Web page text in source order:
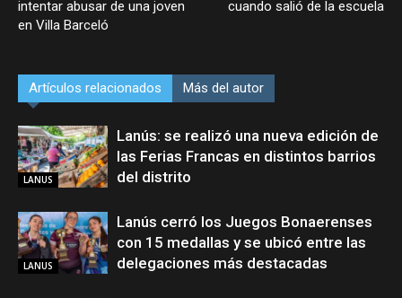
intentar abusar de una joven
en Villa Barceló
cuando salió de la escuela
Artículos relacionados Más del autor
LANUS
Lanús: se realizó una nueva edición de
las Ferias Francas en distintos barrios
del distrito
LANUS
Lanús cerró los Juegos Bonaerenses
con 15 medallas y se ubicó entre las
delegaciones más destacadas